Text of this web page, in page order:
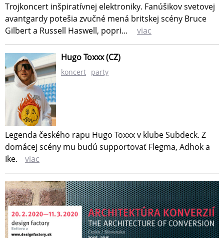
Trojkoncert inšpiratívnej elektroniky. Fanúšikov svetovej
avantgardy potešia zvučné mená britskej scény Bruce
Gilbert a Russell Haswell, popri...
viac
Hugo Toxxx (CZ)
koncert party
Legenda českého rapu Hugo Toxxx v klube Subdeck. Z
domácej scény mu budú supportovať Flegma, Adhok a
Ike.
viac